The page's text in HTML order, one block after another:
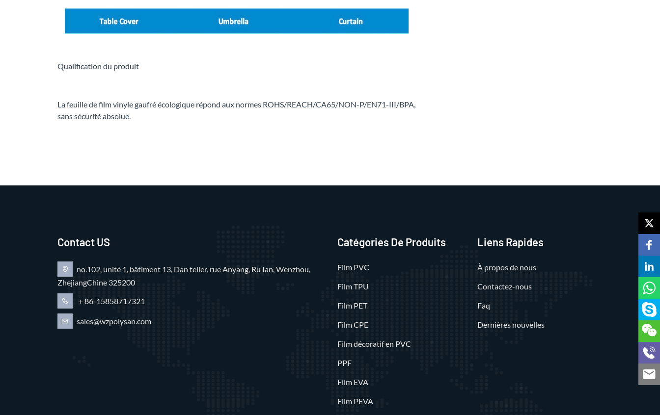
Qualification du produit
La feuille de film vinyle gaufré écologique répond aux normes ROHS/REACH/CA65/NON-P/EN71-III/BPA,
sans sécurité absolue.
Contact US
no.102, unité 1, bâtiment 13, Dan teller, rue Anyang, Ru Ian, Wenzhou,
ZhejiangChine 325200
＋86-15858717321
sales@wzpolysan.com
Catégories De Produits
Film PVC
Film TPU
Film PET
Film CPE
Film décoratif en PVC
PPF
Film EVA
Film PEVA
Liens Rapides
À propos de nous
Contactez-nous
Faq
Dernières nouvelles